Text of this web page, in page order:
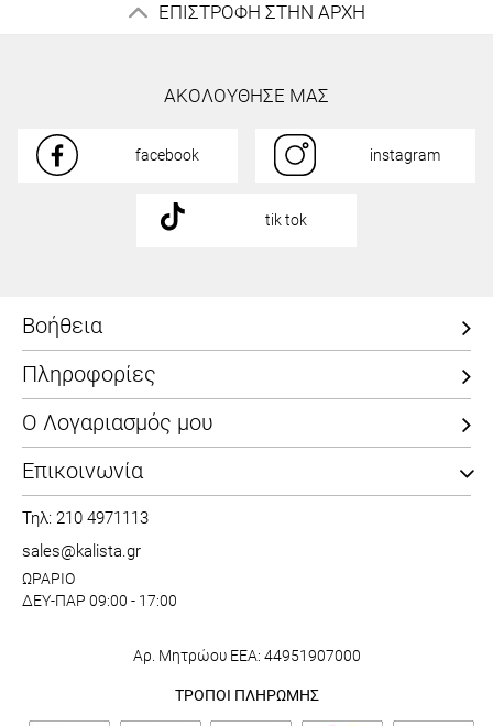
ΕΠΙΣΤΡΟΦΗ ΣΤΗΝ ΑΡΧΗ
ΑΚΟΛΟΥΘΗΣΕ ΜΑΣ
facebook instagram
tik tok
Βοήθεια
Πληροφορίες
Ο Λογαριασμός μου
Επικοινωνία
Τηλ: 210 4971113
sales@kalista.gr
ΩΡΑΡΙΟ
ΔΕΥ-ΠΑΡ 09:00 - 17:00
Αρ. Μητρώου ΕΕΑ: 44951907000
ΤΡΟΠΟΙ ΠΛΗΡΩΜΗΣ